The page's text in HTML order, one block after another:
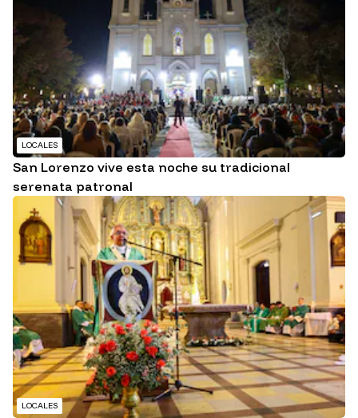
LOCALES
San Lorenzo vive esta noche su tradicional
serenata patronal
LOCALES